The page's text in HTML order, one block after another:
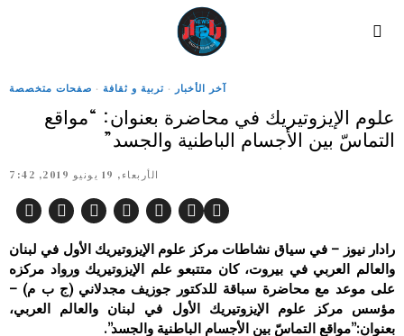
آخر الأخبار · تربية و ثقافة · صفحات متخصصة
علوم الإيزوتيريك في محاضرة بعنوان: “مواقع
التماسّ بين الأجسام الباطنية والجسد”
الأربعاء, 19 يونيو 2019, 7:42
رادار نيوز – في سياق نشاطات مركز علوم الإيزوتيريك الأول في لبنان
والعالم العربي في بيروت، كان متتبعو علم الإيزوتيريك ورواد مركزه
على موعد مع محاضرة سباقة للدكتور جوزيف مجدلاني (ج ب م) –
مؤسس مركز علوم الإيزوتيريك الأول في لبنان والعالم العربي،
بعنوان:”مواقع التماسّ بين الأجسام الباطنية والجسد”.